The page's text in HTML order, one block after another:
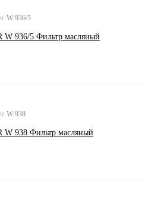
W 936/5
936/5 Фильтр масляный
W 938
938 Фильтр масляный